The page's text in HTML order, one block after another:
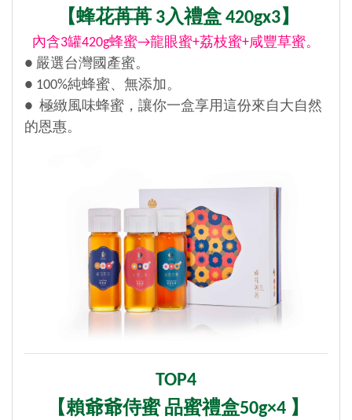
【蜂花苒苒 3入禮盒 420gx3】
內含3罐420g蜂蜜→龍眼蜜+荔枝蜜+咸豐草蜜。
● 嚴選台灣國產蜜。
● 100%純蜂蜜、無添加。
● 極緻風味蜂蜜，讓你一盒享用這份來自大自然
的恩惠。
TOP4
【賴爺爺侍蜜 品蜜禮盒50g×4 】